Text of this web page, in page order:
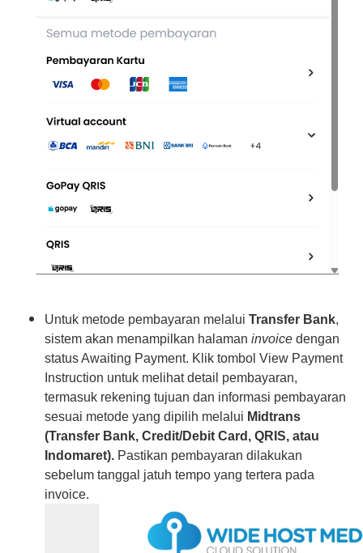
Untuk metode pembayaran melalui Transfer Bank,
sistem akan menampilkan halaman invoice dengan
status Awaiting Payment. Klik tombol View Payment
Instruction untuk melihat detail pembayaran,
termasuk rekening tujuan dan informasi pembayaran
sesuai metode yang dipilih melalui Midtrans
(Transfer Bank, Credit/Debit Card, QRIS, atau
Indomaret). Pastikan pembayaran dilakukan
sebelum tanggal jatuh tempo yang tertera pada
invoice.